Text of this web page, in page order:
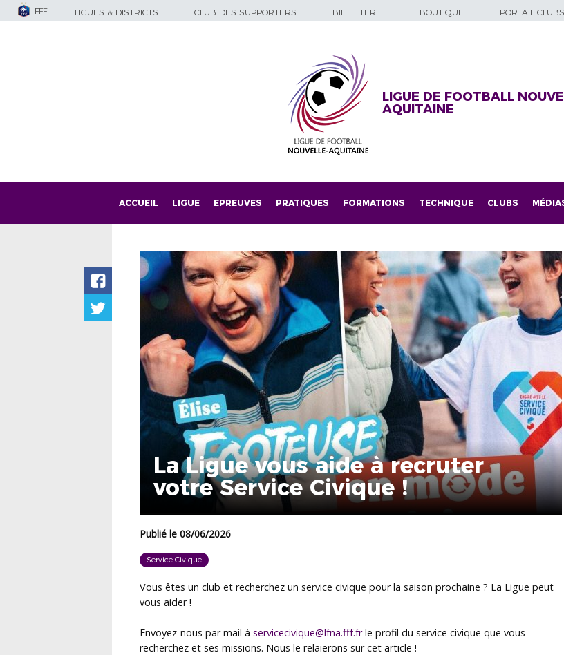
FFF LIGUES & DISTRICTS CLUB DES SUPPORTERS BILLETTERIE BOUTIQUE PORTAIL CLUBS
LIGUE DE FOOTBALL
AQUITAINE
ACCUEIL LIGUE EPREUVES PRATIQUES FORMATIONS TECHNIQUE CLUBS
La Ligue vous aide à recruter
votre Service Civique !
Publié le 08/06/2026
Service Civique
Vous êtes un club et recherchez un service civique pour la saison prochaine ? La Ligue peut
vous aider !
Envoyez-nous par mail à servicecivique@lfna.fff.frle profil du service civique que vous
recherchez et ses missions. Nous le relaierons sur cet article !